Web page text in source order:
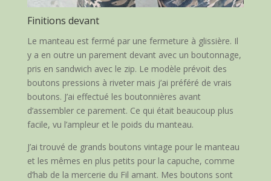
Finitions devant
Le manteau est fermé par une fermeture à glissière. Il
y a en outre un parement devant avec un boutonnage,
pris en sandwich avec le zip. Le modèle prévoit des
boutons pressions à riveter mais j’ai préféré de vrais
boutons. J’ai effectué les boutonnières avant
d’assembler ce parement. Ce qui était beaucoup plus
facile, vu l’ampleur et le poids du manteau.
J’ai trouvé de grands boutons vintage pour le manteau
et les mêmes en plus petits pour la capuche, comme
d’hab de la mercerie du Fil amant. Mes boutons sont